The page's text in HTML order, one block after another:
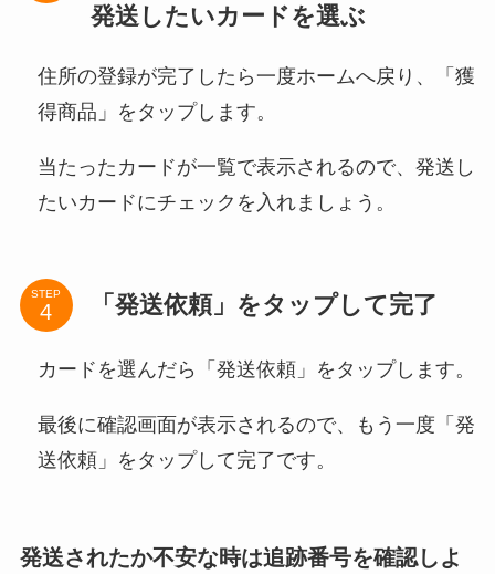
発送したいカードを選ぶ
住所の登録が完了したら一度ホームへ戻り、「獲
得商品」をタップします。
当たったカードが一覧で表示されるので、発送し
たいカードにチェックを入れましょう。
STEP 「発送依頼」をタップして完了
カードを選んだら「発送依頼」をタップします。
最後に確認画面が表示されるので、もう一度「発
送依頼」をタップして完了です。
発送されたか不安な時は追跡番号を確認しよ